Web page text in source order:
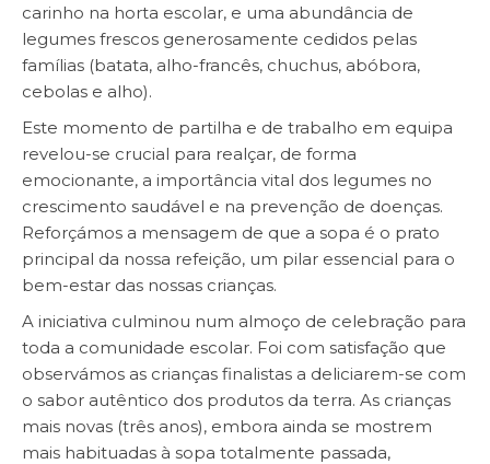
carinho na horta escolar, e uma abundância de
legumes frescos generosamente cedidos pelas
famílias (batata, alho-francês, chuchus, abóbora,
cebolas e alho).
Este momento de partilha e de trabalho em equipa
revelou-se crucial para realçar, de forma
emocionante, a importância vital dos legumes no
crescimento saudável e na prevenção de doenças.
Reforçámos a mensagem de que a sopa é o prato
principal da nossa refeição, um pilar essencial para o
bem-estar das nossas crianças.
A iniciativa culminou num almoço de celebração para
toda a comunidade escolar. Foi com satisfação que
observámos as crianças finalistas a deliciarem-se com
o sabor autêntico dos produtos da terra. As crianças
mais novas (três anos), embora ainda se mostrem
mais habituadas à sopa totalmente passada,